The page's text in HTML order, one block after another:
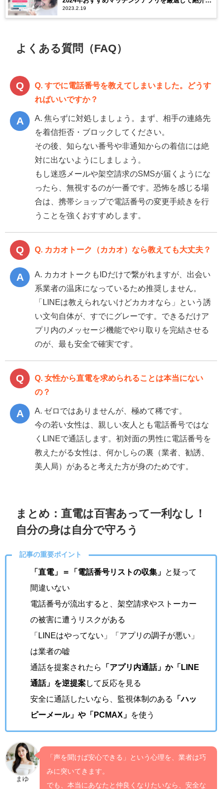
ます
2023.2.19
よくある質問（FAQ）
Q. すでに電話番号を教えてしまいました。どうす
ればいいですか？
A. 焦らずに対処しましょう。まず、相手の連絡先
を着信拒否・ブロックしてください。
その後、知らない番号や非通知からの着信には絶
対に出ないようにしましょう。
もし迷惑メールや架空請求のSMSが届くようにな
ったら、無視するのが一番です。恐怖を感じる場
合は、携帯ショップで電話番号の変更手続きを行
うことを強くおすすめします。
Q. カカオトーク（カカオ）なら教えても大丈夫？
A. カカオトークもIDだけで繋がれますが、出会い
系業者の温床になっているため推奨しません。
「LINEは教えられないけどカカオなら」という誘
い文句自体が、すでにグレーです。できるだけア
プリ内のメッセージ機能でやり取りを完結させる
のが、最も安全で確実です。
Q. 女性から直電を求められることは本当にない
の？
A. ゼロではありませんが、極めて稀です。
今の若い女性は、親しい友人とも電話番号ではな
くLINEで通話します。初対面の男性に電話番号を
教えたがる女性は、何かしらの裏（業者、勧誘、
美人局）があると考えた方が身のためです。
まとめ：直電は百害あって一利なし！
自分の身は自分で守ろう
記事の重要ポイント
「直電」＝「電話番号リストの収集」
と疑って
間違いない
電話番号が流出すると、架空請求やストーカー
の被害に遭うリスクがある
「LINEはやってない」「アプリの調子が悪い」
は業者の嘘
通話を提案されたら
「アプリ内通話」か「LINE
通話」を逆提案して反応を見る
安全に通話したいなら、監視体制のある
「ハッ
ピーメール」や「PCMAX」
を使う
まゆ
「声を聞けば安心できる」という心理を、業者は巧
みに突いてきます。
でも、本当にあなたと仲良くなりたいなら、安全な